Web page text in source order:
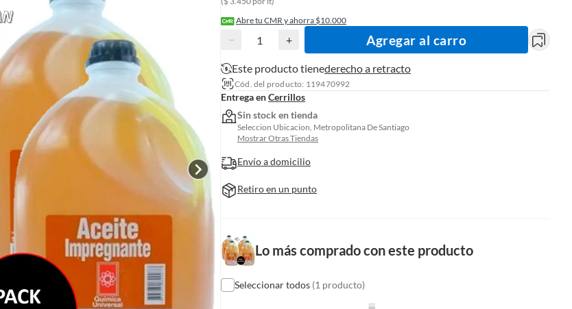
Abre tu CMR y ahorra $10.000
− + Agregar al carro
Este producto tienederecho a retracto
Cód. del producto: 119470992
Entrega enCerrillos
Sin stock en tienda
Seleccion Ubicacion, Metropolitana De Santiago
Mostrar Otras Tiendas
Envío a domicilio
Retiro en un punto
Lo más comprado con este producto
Seleccionar todos (1 producto)